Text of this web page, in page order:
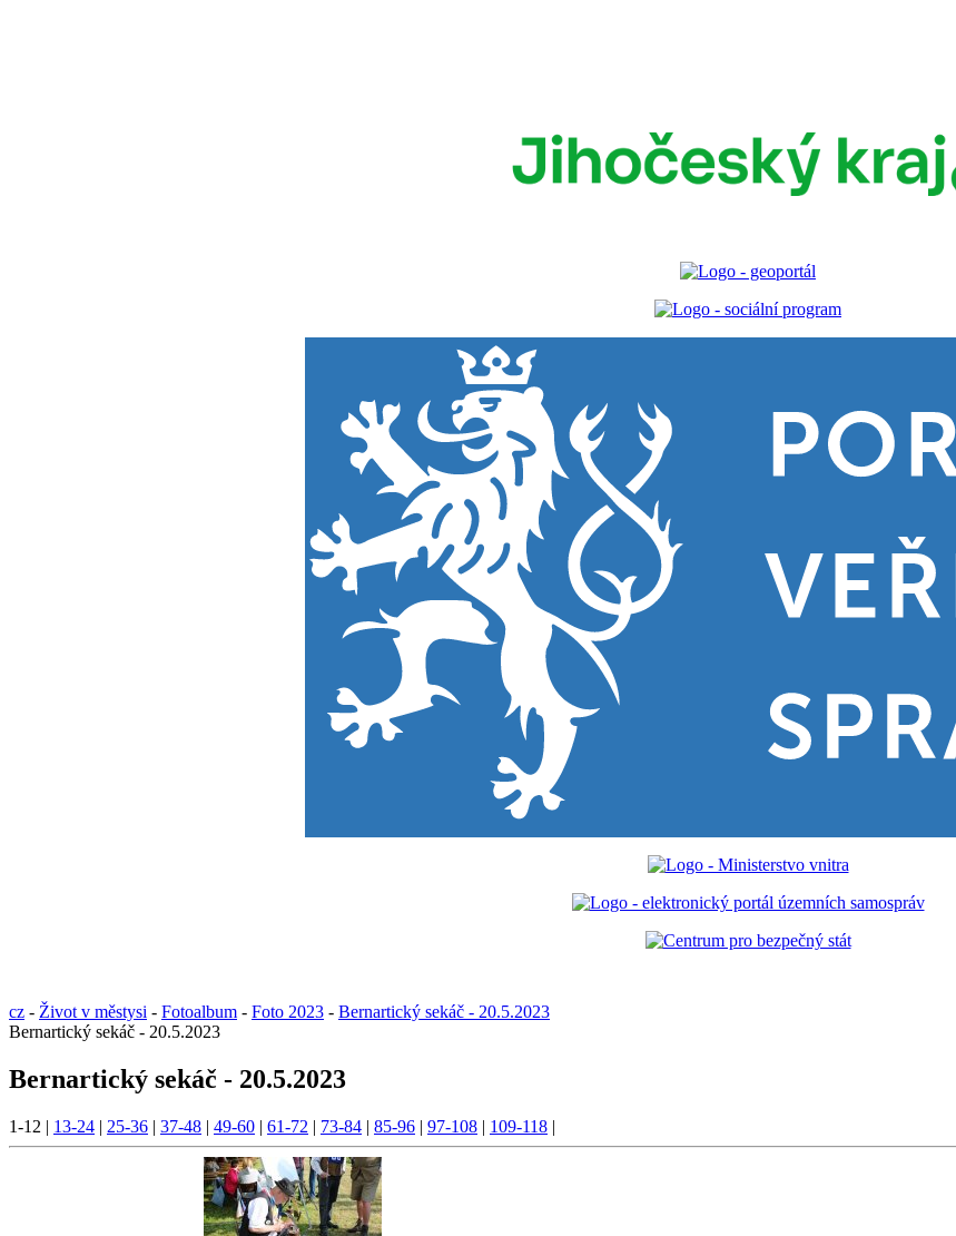
cz - Život v městysi - Fotoalbum - Foto 2023 - Bernartický sekáč - 20.5.2023
Bernartický sekáč - 20.5.2023
Bernartický sekáč - 20.5.2023
1-12 | 13-24 | 25-36 | 37-48 | 49-60 | 61-72 | 73-84 | 85-96 | 97-108 | 109-118 |